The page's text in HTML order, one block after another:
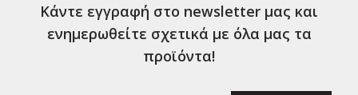
Κάντε εγγραφή στο newsletter μας και
ενημερωθείτε σχετικά με όλα μας τα
προϊόντα!